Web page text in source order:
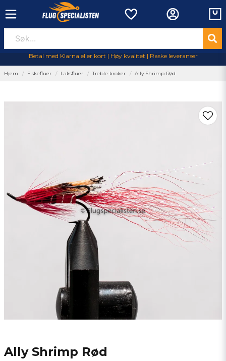
Betal med Klarna eller kort | Høy kvalitet | Raske leveranser
Hjem Fiskefluer Laksfluer Treble kroker Ally Shrimp Rød
Ally Shrimp Rød